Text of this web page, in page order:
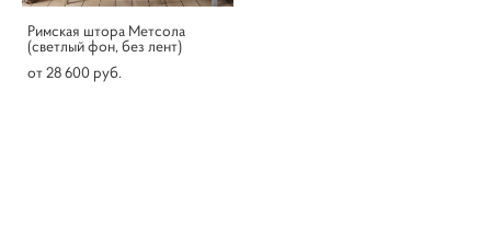
Римская штора Метсола
(светлый фон, без лент)
от 28 600 pуб.